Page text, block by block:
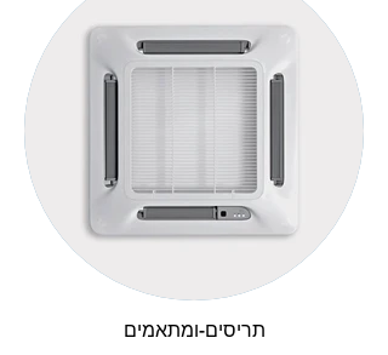
תריסים-ומתאמים